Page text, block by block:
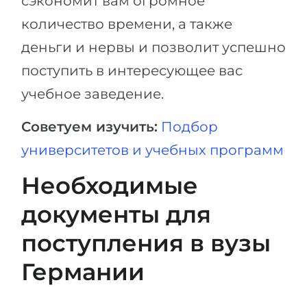
количество времени, а также
деньги и нервы и позволит успешно
поступить в интересующее вас
учебное заведение.
Советуем изучить: Подбор
университетов и учебных программ
Необходимые
документы для
поступления в вузы
Германии